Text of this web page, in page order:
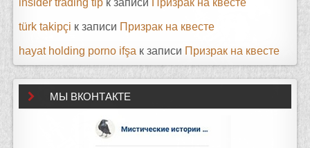
insider trading tip к записи Призрак на квесте
türk takipçi к записи Призрак на квесте
hayat holding porno ifşa к записи Призрак на квесте
МЫ ВКОНТАКТЕ